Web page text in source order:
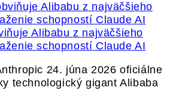
Alibabu z najväčšieho
schopností Claude AI
24. júna 2026 oficiálne
technologický gigant Alibaba